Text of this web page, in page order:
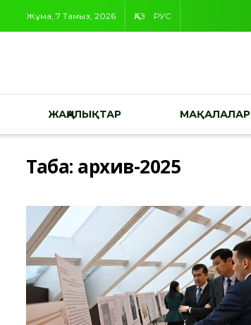
Жұма, 7 Тамыз, 2026 ҚАЗ РУС
ЖАҢАЛЫҚТАР МАҚАЛАЛАР
Таңба: архив-2025